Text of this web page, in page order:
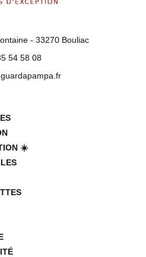
- 33270 Bouliac
54 58 08
☀️